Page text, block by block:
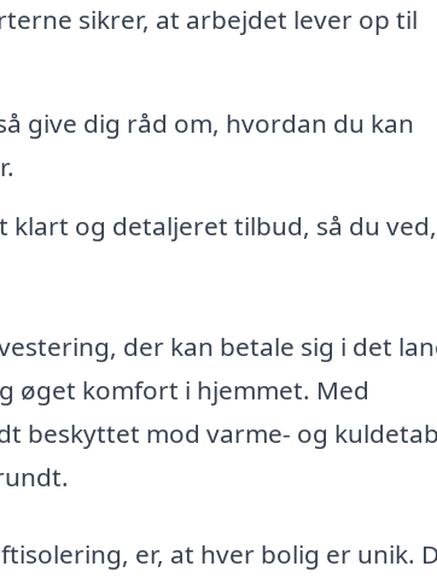
sikrer, at arbejdet lever op til
give dig råd om, hvordan du kan
klart og detaljeret tilbud, så du
der kan betale sig i det
øget komfort i hjemmet. Med
beskyttet mod varme- og
er, at hver bolig er unik.